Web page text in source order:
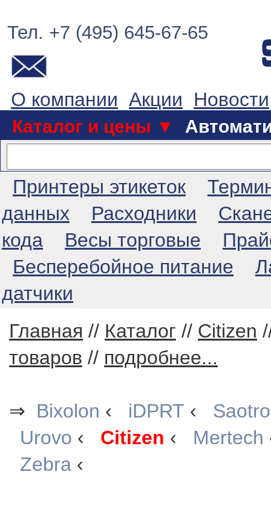
Тел. +7 (495) 645-67-65
О компании Акции Новости
Каталог и цены ▼
Принтеры этикеток
данных
Расходники
кода
Весы торговые
Бесперебойное питание
датчики
Главная // Каталог // Citizen
товаров // подробнее...
⇒ Bixolon ‹ iDPRT ‹
Urovo ‹ Citizen ‹ Mertech
Zebra ‹